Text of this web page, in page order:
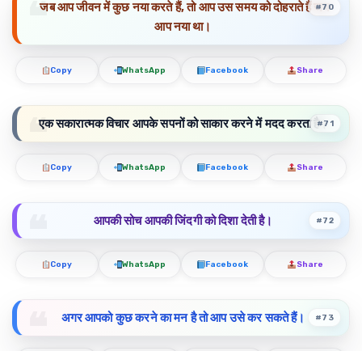
जब आप जीवन में कुछ नया करते हैं, तो आप उस समय को दोहराते हैं जब
आप नया था।
#70
Copy WhatsApp Facebook Share
एक सकारात्मक विचार आपके सपनों को साकार करने में मदद करता है।
#71
Copy WhatsApp Facebook Share
आपकी सोच आपकी जिंदगी को दिशा देती है। #72
Copy WhatsApp Facebook Share
अगर आपको कुछ करने का मन है तो आप उसे कर सकते हैं। #73